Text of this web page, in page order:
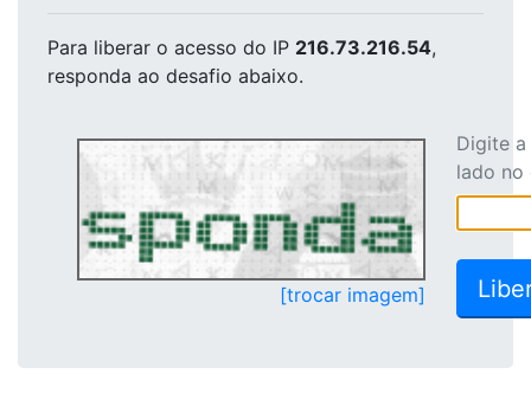
Para liberar o acesso do IP 216.73.216.54,
responda ao desafio abaixo.
[trocar imagem]
Digite
lado no